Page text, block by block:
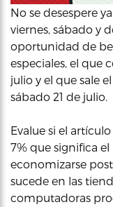
No se desespere
viernes, sábado y
oportunidad de
especiales, el que
julio y el que sale
sábado 21 de julio.
Evalue si el
7% que significa
economizarse
sucede en las
computadoras